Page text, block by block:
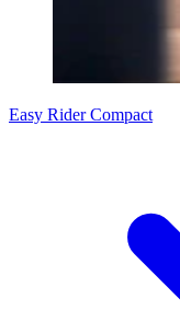
Easy Rider Compact